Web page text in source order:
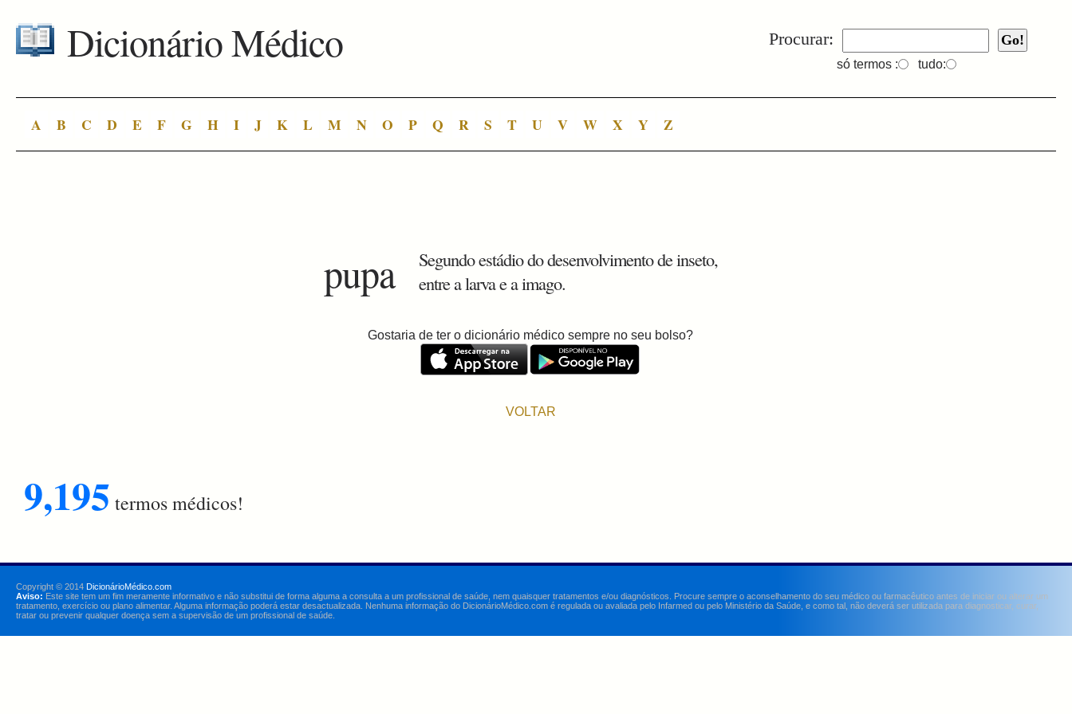
Procurar:
só termos : tudo:
Dicionário Médico
A B C D E F G H I J K L M N O P Q R S T U V W X Y Z
pupa
Segundo estádio do desenvolvimento de inseto,
entre a larva e a imago.
Gostaria de ter o dicionário médico sempre no seu bolso?
VOLTAR
9,195 termos médicos!
Copyright © 2014 DicionárioMédico.com
Aviso: Este site tem um fim meramente informativo e não substitui de forma alguma a consulta a um profissional de saúde, nem quaisquer tratamentos e/ou diagnósticos. Procure sempre o aconselhamento do seu médico ou farmacêutico antes de iniciar ou alterar um
tratamento, exercício ou plano alimentar. Alguma informação poderá estar desactualizada. Nenhuma informação do DicionárioMédico.com é regulada ou avaliada pelo Infarmed ou pelo Ministério da Saúde, e como tal, não deverá ser utilizada para diagnosticar, curar,
tratar ou prevenir qualquer doença sem a supervisão de um profissional de saúde.